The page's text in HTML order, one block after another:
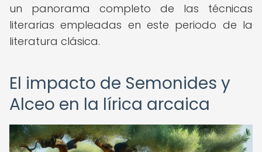
un panorama completo de las técnicas
literarias empleadas en este periodo de la
literatura clásica.
El impacto de Semonides y
Alceo en la lírica arcaica